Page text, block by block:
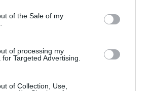
of the Sale of my
of processing my
Targeted Advertising.
of Collection, Use,
kattintva.A GDPR-megfelelés
előre, vagy a helyszínen
rendezvény esetén) kifizetett
résztvevőket tudunk beengedni az
megelőző két napban oldalunkon
fizetésre van lehetőség.
esetén a részvételi díj
nem áll módunkban garantálni a
beérkezése és könyvelése után
a QR-kódot. Ingyenes részvétel
QR-kód. Kérjük, hogy minden
a spam, social és egyéb
rendszerében. A levél
és kedvezmények állnak
kódomat felhasználni?